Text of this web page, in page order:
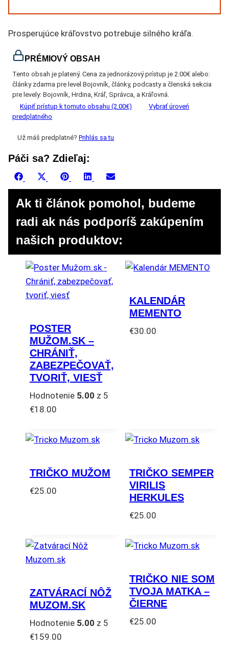
Prosperujúce kráľovstvo potrebuje silného kráľa.
PRÉMIOVÝ OBSAH
Tento obsah je platený. Cena za jednorázový prístup je 2.00€ alebo:
články zdarma pre level Bojovník, články, podcasty a členská sekcia
pre levely: Bojovník, Hrdina, Kráľ, Správca, a Kráľovná.
Kúpiť prístup k tomuto obsahu (2.00€)
Vybrať úroveń
predplatného
Už máš predplatné?Prihlás sa tu
Páči sa? Zdieľaj:
Share
on
Facebook
Share
on
(Twitter)
Share
on
PinterestShare
on
LinkedInShare
on
Ak ti článok pomohol, budeme
radi ak nás podporíš zakúpením
našich produktov:
POSTER
MUŽOM.SK –
CHRÁNIŤ,
ZABEZPEČOVAŤ,
TVORIŤ, VIESŤ
Hodnotenie 5.00 z 5
€18.00
KALENDÁR
MEMENTO
€30.00
TRIČKO MUŽOM
€25.00
viacero
variantov.
si
môžete
na
stránke
TRIČKO SEMPER
VIRILIS
HERKULES
€25.00
produkt
variantov.
Možnosti
si
môžete
ZATVÁRACÍ NÔŽ
MUZOM.SK
Hodnotenie 5.00 z 5
€159.00
TRIČKO NIE SOM
TVOJA MATKA –
ČIERNE
€25.00